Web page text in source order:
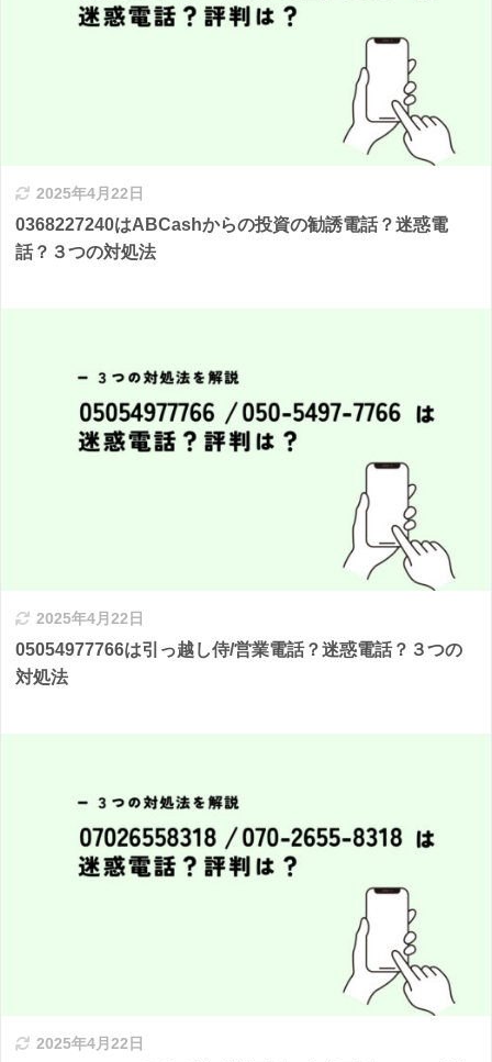
2025年4月22日
0368227240はABCashからの投資の勧誘電話？迷惑電
話？３つの対処法
2025年4月22日
05054977766は引っ越し侍/営業電話？迷惑電話？３つの
対処法
2025年4月22日